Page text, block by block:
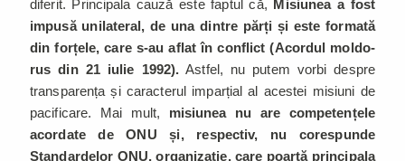
diferit. Principala cauză este faptul că, Misiunea a fost
impusă unilateral, de una dintre părți și este formată
din forțele, care s-au aflat în conflict (Acordul moldo-
rus din 21 iulie 1992). Astfel, nu putem vorbi despre
transparența și caracterul imparțial al acestei misiuni de
pacificare. Mai mult, misiunea nu are competențele
acordate de ONU și, respectiv, nu corespunde
Standardelor ONU, organizație, care poartă principala